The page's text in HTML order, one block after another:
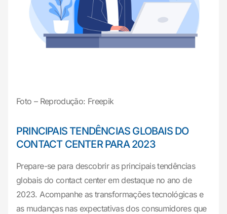
Foto – Reprodução: Freepik
PRINCIPAIS TENDÊNCIAS GLOBAIS DO
CONTACT CENTER PARA 2023
Prepare-se para descobrir as principais tendências
globais do contact center em destaque no ano de
2023. Acompanhe as transformações tecnológicas e
as mudanças nas expectativas dos consumidores que